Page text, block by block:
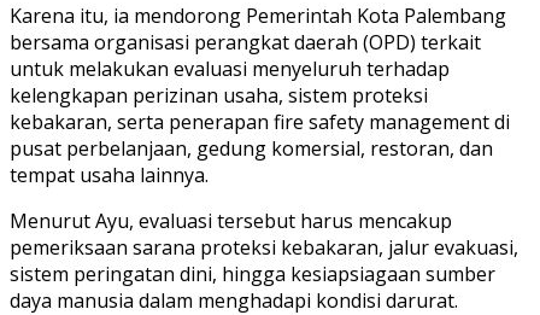
Karena itu, ia mendorong Pemerintah Kota Palembang
bersama organisasi perangkat daerah (OPD) terkait
untuk melakukan evaluasi menyeluruh terhadap
kelengkapan perizinan usaha, sistem proteksi
kebakaran, serta penerapan fire safety management di
pusat perbelanjaan, gedung komersial, restoran, dan
tempat usaha lainnya.
Menurut Ayu, evaluasi tersebut harus mencakup
pemeriksaan sarana proteksi kebakaran, jalur evakuasi,
sistem peringatan dini, hingga kesiapsiagaan sumber
daya manusia dalam menghadapi kondisi darurat.